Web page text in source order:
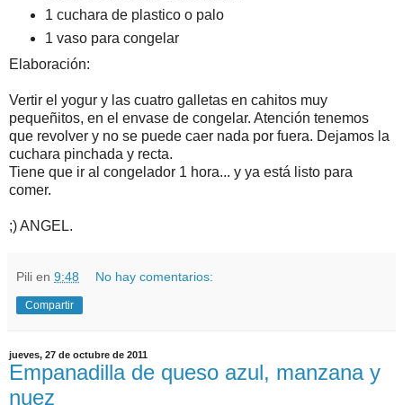
1 cuchara de plastico o palo
1 vaso para congelar
Elaboración:
Vertir el yogur y las cuatro galletas en cahitos muy
pequeñitos, en el envase de congelar. Atención tenemos
que revolver y no se puede caer nada por fuera. Dejamos la
cuchara pinchada y recta.
Tiene que ir al congelador 1 hora... y ya está listo para
comer.
;) ANGEL.
Pili en 9:48 No hay comentarios:
Compartir
jueves, 27 de octubre de 2011
Empanadilla de queso azul, manzana y
nuez